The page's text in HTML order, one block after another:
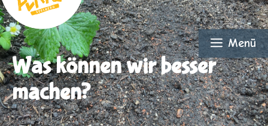
Menü
Was können wir besser
machen?